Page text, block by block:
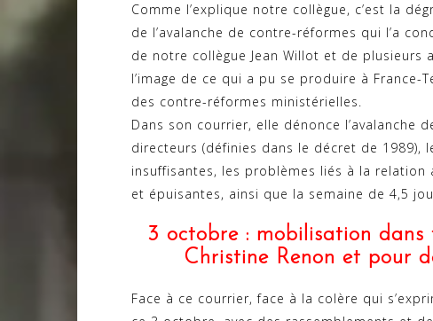
Comme l’explique notre collègue, c’est la
de l’avalanche de contre-réformes qui l’a
de notre collègue Jean Willot et de plusieurs
l’image de ce qui a pu se produire à
des contre-réformes ministérielles.
Dans son courrier, elle dénonce l’avalanche
directeurs (définies dans le décret de 1989),
insuffisantes, les problèmes liés à la relation
et épuisantes, ainsi que la semaine de 4,5
3 octobre : mobilisation
Christine Renon et pour
Face à ce courrier, face à la colère qui